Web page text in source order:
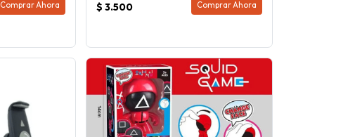
Comprar Ahora
$ 3.500
Comprar Ahora